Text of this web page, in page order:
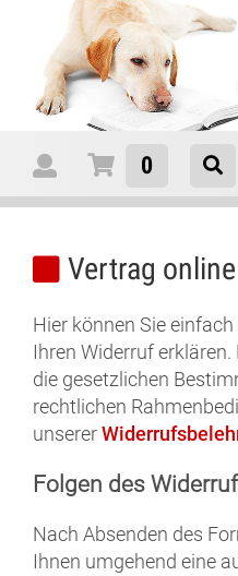
Vertrag
Hier können Sie
Ihren Widerruf
die gesetzlichen
rechtlichen
unserer
Folgen des
Nach Absenden des
Ihnen umgehend eine
0